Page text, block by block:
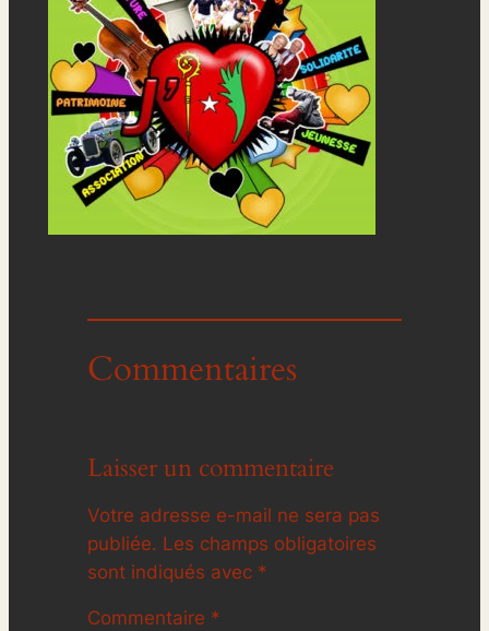
Commentaires
Laisser un commentaire
Votre adresse e-mail ne sera pas
publiée. Les champs obligatoires
sont indiqués avec *
Commentaire *